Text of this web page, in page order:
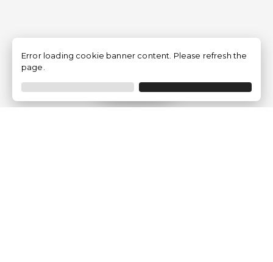
Filtrar
Error loading cookie banner content. Please refresh the
page.